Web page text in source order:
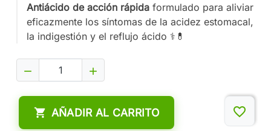
Antiácido de acción rápida formulado para aliviar
eficazmente los síntomas de la acidez estomacal,
la indigestión y el reflujo ácido ⚕️💊
 
 AÑADIR AL CARRITO favorite_border